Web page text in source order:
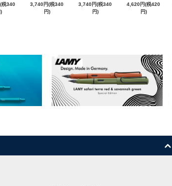
税340
3,740円(税340
円)
3,740円(税340
円)
4,620円(税420
円)